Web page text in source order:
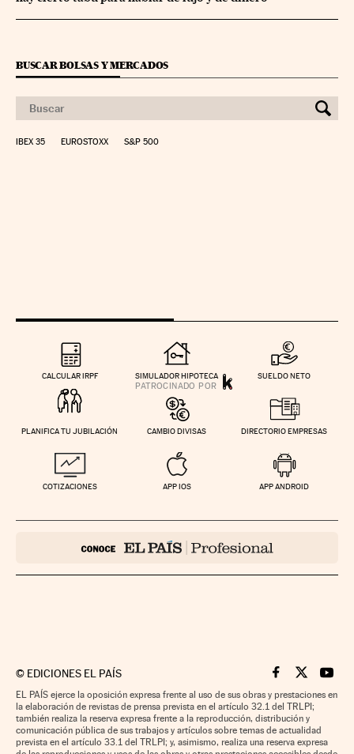
BUSCAR BOLSAS Y MERCADOS
IBEX 35 EUROSTOXX S&P 500
CALCULAR IRPF SIMULADOR HIPOTECA SUELDO NETO
PLANIFICA TU JUBILACIÓN CAMBIO DIVISAS DIRECTORIO EMPRESAS
COTIZACIONES APP IOS APP ANDROID
© EDICIONES EL PAÍS Cinco Días en
Cinco Días
Cinco
EL PAÍS ejerce la oposición expresa frente al uso de sus obras y prestaciones en
la elaboración de revistas de prensa prevista en el artículo 32.1 del TRLPI;
también realiza la reserva expresa frente a la reproducción, distribución y
comunicación pública de sus trabajos y artículos sobre temas de actualidad
prevista en el artículo 33.1 del TRLPI; y, asimismo, realiza una reserva expresa